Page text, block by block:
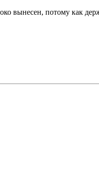
вынесен, потому как